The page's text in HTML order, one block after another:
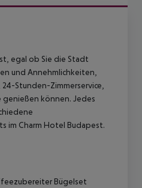
egal ob Sie die Stadt
und Annehmlichkeiten,
Stunden-Zimmerservice,
können. Jedes
im Charm Hotel Budapest.
Bügelset